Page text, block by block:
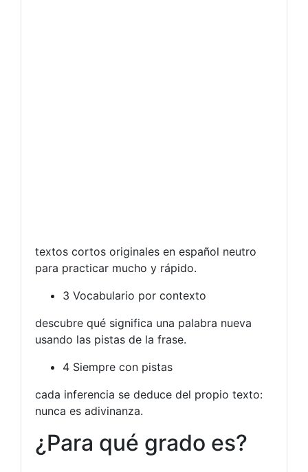
textos cortos originales en español neutro
para practicar mucho y rápido.
3 Vocabulario por contexto
descubre qué significa una palabra nueva
usando las pistas de la frase.
4 Siempre con pistas
cada inferencia se deduce del propio texto:
nunca es adivinanza.
¿Para qué grado es?